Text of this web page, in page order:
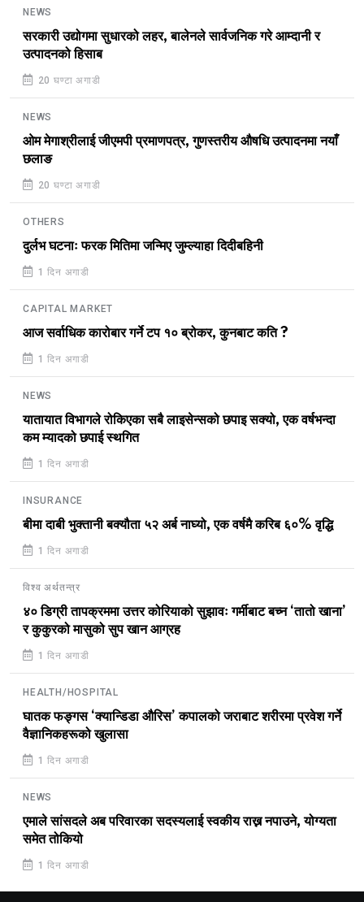
NEWS
सरकारी उद्योगमा सुधारको लहर, बालेनले सार्वजनिक गरे आम्दानी र
उत्पादनको हिसाब
20 घण्टा अगाडी
NEWS
ओम मेगाश्रीलाई जीएमपी प्रमाणपत्र, गुणस्तरीय औषधि उत्पादनमा नयाँ
छलाङ
20 घण्टा अगाडी
OTHERS
दुर्लभ घटनाः फरक मितिमा जन्मिए जुम्ल्याहा दिदीबहिनी
1 दिन अगाडी
CAPITAL MARKET
आज सर्वाधिक कारोबार गर्ने टप १० ब्रोकर, कुनबाट कति ?
1 दिन अगाडी
NEWS
यातायात विभागले रोकिएका सबै लाइसेन्सको छपाइ सक्यो, एक वर्षभन्दा
कम म्यादको छपाई स्थगित
1 दिन अगाडी
INSURANCE
बीमा दाबी भुक्तानी बक्यौता ५२ अर्ब नाघ्यो, एक वर्षमै करिब ६०% वृद्धि
1 दिन अगाडी
विश्व अर्थतन्त्र
४० डिग्री तापक्रममा उत्तर कोरियाको सुझावः गर्मीबाट बच्न ‘तातो खाना’
र कुकुरको मासुको सुप खान आग्रह
1 दिन अगाडी
HEALTH/HOSPITAL
घातक फङ्गस ‘क्यान्डिडा औरिस’ कपालको जराबाट शरीरमा प्रवेश गर्ने
वैज्ञानिकहरूको खुलासा
1 दिन अगाडी
NEWS
एमाले सांसदले अब परिवारका सदस्यलाई स्वकीय राख्न नपाउने, योग्यता
समेत तोकियो
1 दिन अगाडी